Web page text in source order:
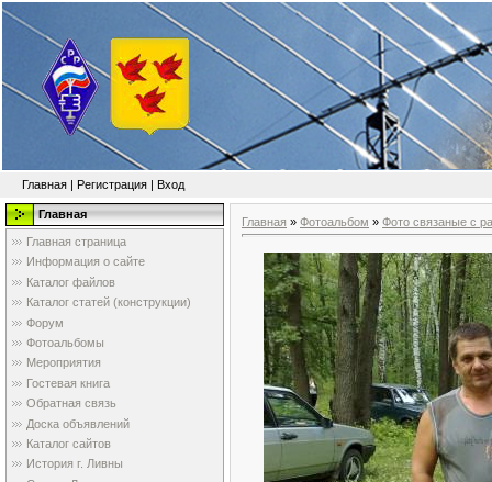
Главная | Регистрация | Вход
Главная
Главная страница
Информация о сайте
Каталог файлов
Каталог статей (конструкции)
Форум
Фотоальбомы
Мероприятия
Гостевая книга
Обратная связь
Доска объявлений
Каталог сайтов
История г. Ливны
Главная » Фотоальбом » Фото связаные с